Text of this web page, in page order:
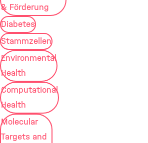
& Förderung
Diabetes
Stammzellen
Environmental
Health
Computational
Health
Molecular
Targets and